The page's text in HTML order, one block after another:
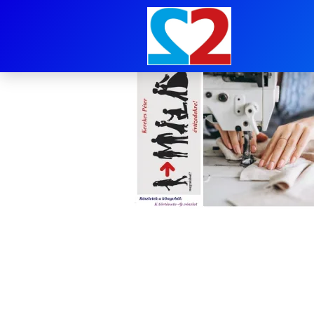
kilencedik